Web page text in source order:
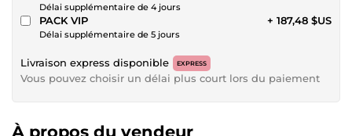
Délai supplémentaire de 4 jours
PACK VIP
Délai supplémentaire de 5 jours
+ 187,48 $US
Livraison express disponible EXPRESS
Vous pouvez choisir un délai plus court lors du paiement
À propos du vendeur